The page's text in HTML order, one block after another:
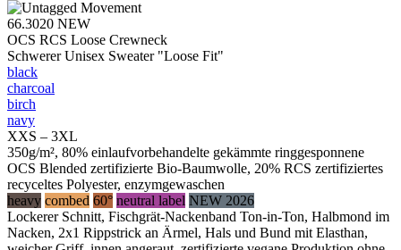
66.3020 NEW
OCS RCS Loose Crewneck
Schwerer Unisex Sweater "Loose Fit"
black
charcoal
birch
navy
XXS – 3XL
350g/m², 80% einlaufvorbehandelte gekämmte ringgesponnene
OCS Blended zertifizierte Bio-Baumwolle, 20% RCS zertifiziertes
recyceltes Polyester, enzymgewaschen
heavy combed 60° neutral label NEW 2026
Lockerer Schnitt, Fischgrät-Nackenband Ton-in-Ton, Halbmond im
Nacken, 2x1 Rippstrick an Ärmel, Hals und Bund mit Elasthan,